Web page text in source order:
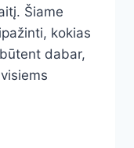
Šiame
kokias
dabar,